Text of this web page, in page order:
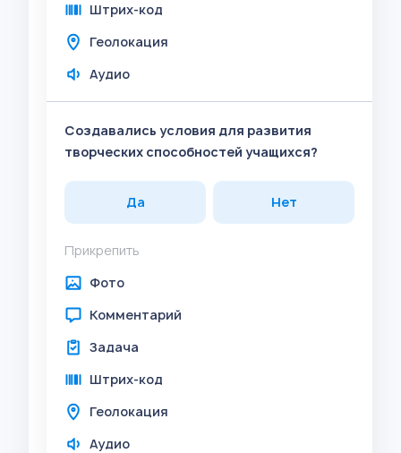
Штрих-код
Геолокация
Аудио
Создавались условия для развития
творческих способностей учащихся?
Да Нет
Прикрепить
Фото
Комментарий
Задача
Штрих-код
Геолокация
Аудио